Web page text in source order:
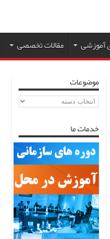
آموزشی مقالات تخصصی
موضوعات
موضوعات
خدمات ما